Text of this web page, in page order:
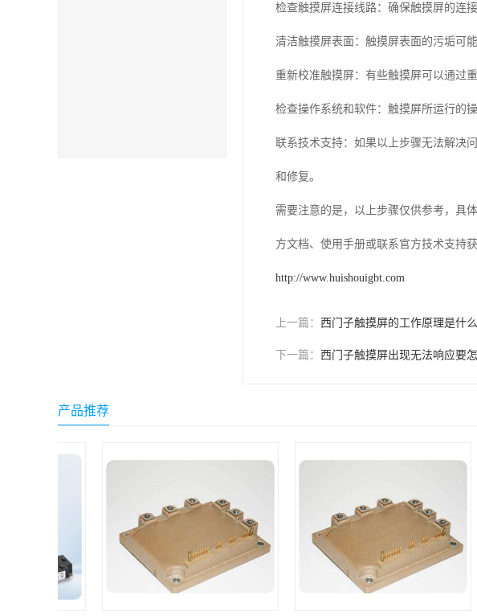
检查触摸屏连接线路：确保触摸屏的连
清洁触摸屏表面：触摸屏表面的污垢可
重新校准触摸屏：有些触摸屏可以通过
检查操作系统和软件：触摸屏所运行的
联系技术支持：如果以上步骤无法解决
和修复。
需要注意的是，以上步骤仅供参考，具
方文档、使用手册或联系官方技术支持
http://www.huishouigbt.com
上一篇： 西门子触摸屏的工作原理是什么
下一篇： 西门子触摸屏出现无法响应要
产品推荐